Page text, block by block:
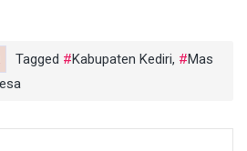
Tagged Kabupaten Kediri,
Mas